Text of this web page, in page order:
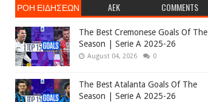
ΡΟΗ ΕΙΔΗΣΕΩΝ AEK COMMENTS
The Best Cremonese Goals Of The
Season | Serie A 2025-26
August 04, 2026 0
The Best Atalanta Goals Of The
Season | Serie A 2025-26